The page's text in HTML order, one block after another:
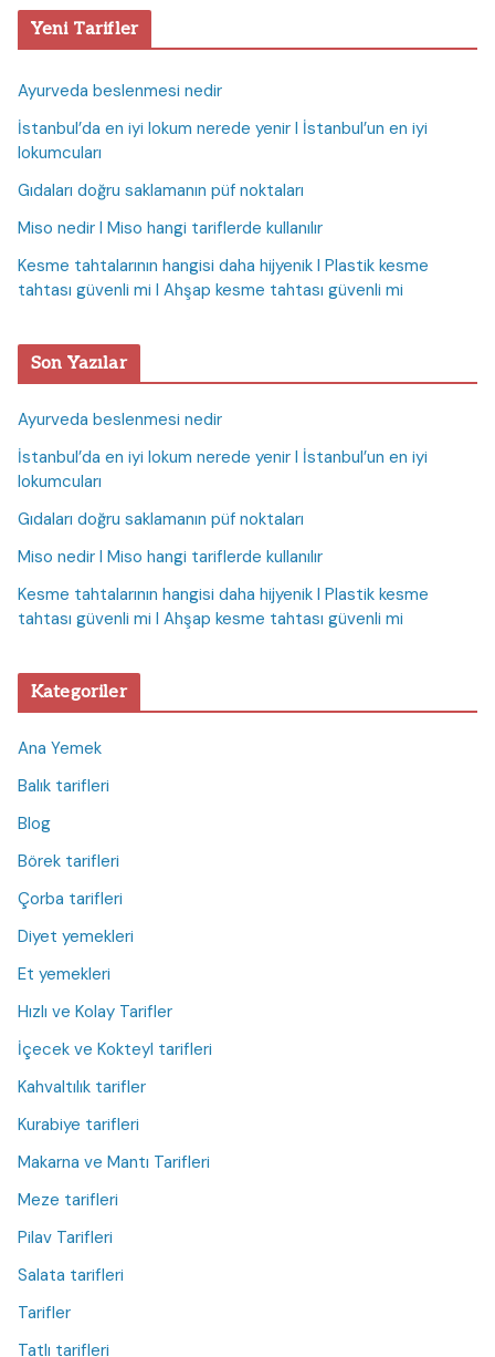
Yeni Tarifler
Ayurveda beslenmesi nedir
İstanbul’da en iyi lokum nerede yenir I İstanbul’un en iyi
lokumcuları
Gıdaları doğru saklamanın püf noktaları
Miso nedir I Miso hangi tariflerde kullanılır
Kesme tahtalarının hangisi daha hijyenik I Plastik kesme
tahtası güvenli mi I Ahşap kesme tahtası güvenli mi
Son Yazılar
Ayurveda beslenmesi nedir
İstanbul’da en iyi lokum nerede yenir I İstanbul’un en iyi
lokumcuları
Gıdaları doğru saklamanın püf noktaları
Miso nedir I Miso hangi tariflerde kullanılır
Kesme tahtalarının hangisi daha hijyenik I Plastik kesme
tahtası güvenli mi I Ahşap kesme tahtası güvenli mi
Kategoriler
Ana Yemek
Balık tarifleri
Blog
Börek tarifleri
Çorba tarifleri
Diyet yemekleri
Et yemekleri
Hızlı ve Kolay Tarifler
İçecek ve Kokteyl tarifleri
Kahvaltılık tarifler
Kurabiye tarifleri
Makarna ve Mantı Tarifleri
Meze tarifleri
Pilav Tarifleri
Salata tarifleri
Tarifler
Tatlı tarifleri